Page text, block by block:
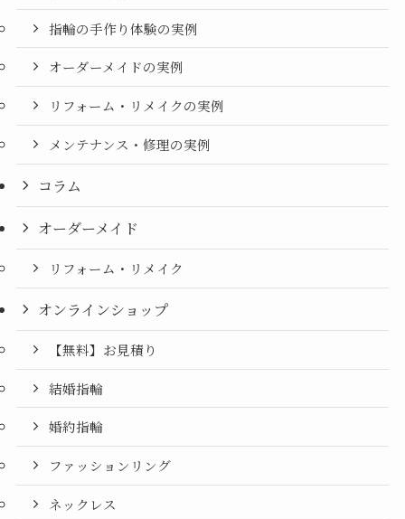
指輪の手作り体験の実例
オーダーメイドの実例
リフォーム・リメイクの実例
メンテナンス・修理の実例
コラム
オーダーメイド
リフォーム・リメイク
オンラインショップ
【無料】お見積り
結婚指輪
婚約指輪
ファッションリング
ネックレス